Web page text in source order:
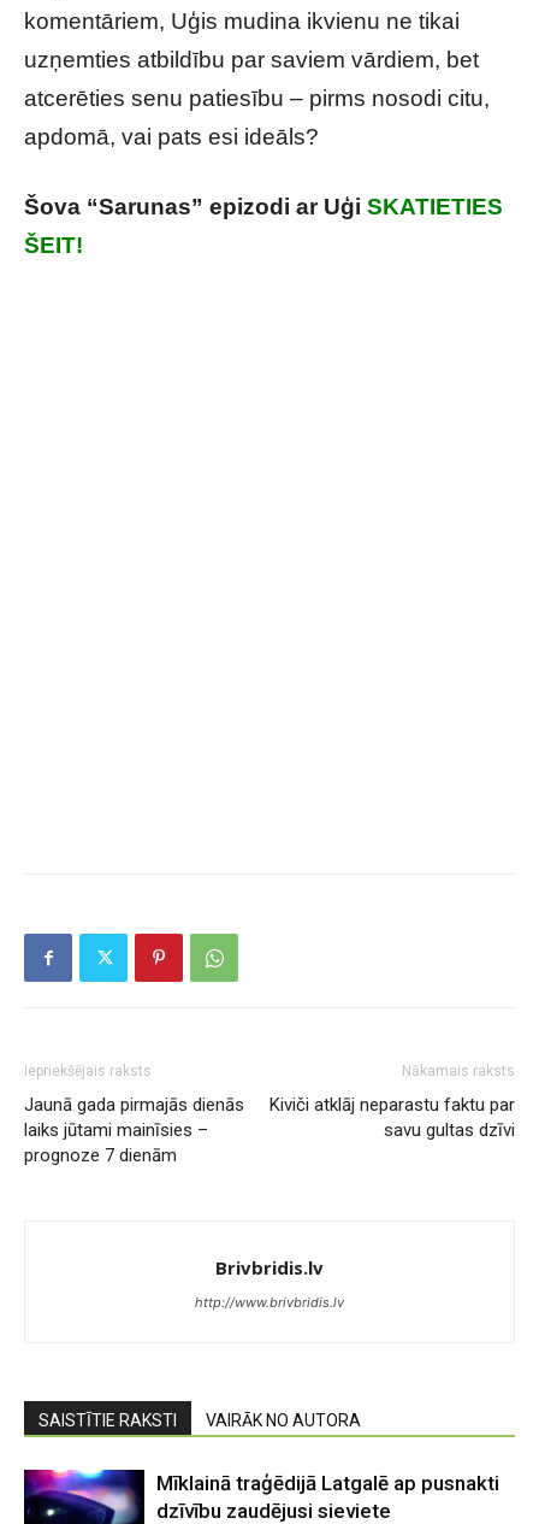
komentāriem, Uģis mudina ikvienu ne tikai
uzņemties atbildību par saviem vārdiem, bet
atcerēties senu patiesību – pirms nosodi citu,
apdomā, vai pats esi ideāls?
Šova “Sarunas” epizodi ar Uģi SKATIETIES
ŠEIT!
Iepriekšējais raksts
Jaunā gada pirmajās dienās
laiks jūtami mainīsies –
prognoze 7 dienām
Nākamais raksts
Kiviči atklāj neparastu faktu par
savu gultas dzīvi
Brivbridis.lv
http://www.brivbridis.lv
SAISTĪTIE RAKSTI VAIRĀK NO AUTORA
Mīklainā traģēdijā Latgalē ap pusnakti
dzīvību zaudējusi sieviete